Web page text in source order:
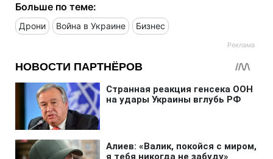
Больше по теме:
Дрони Война в Украине Бизнес